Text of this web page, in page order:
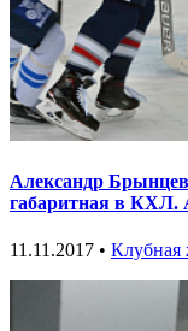
Александр
габаритная в КХЛ.
11.11.2017 • Клубная